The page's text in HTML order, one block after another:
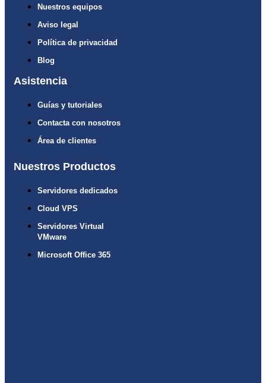
Nuestros equipos
Aviso legal
Política de privacidad
Blog
Asistencia
Guías y tutoriales
Contacta con nosotros
Área de clientes
Nuestros Productos
Servidores dedicados
Cloud VPS
Servidores Virtual
VMware
Microsoft Office 365